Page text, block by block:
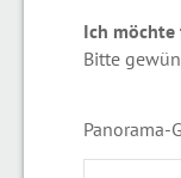
Ich
Bitte
Panorama-